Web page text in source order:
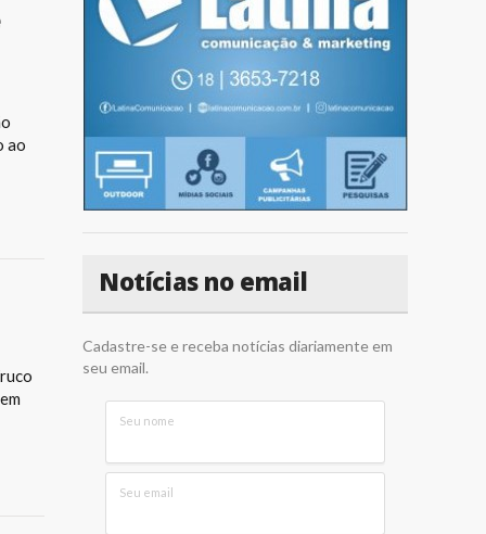
ao
Notícias no email
Cadastre-se e receba notícias diariamente em
seu email.
Seu nome
Seu email